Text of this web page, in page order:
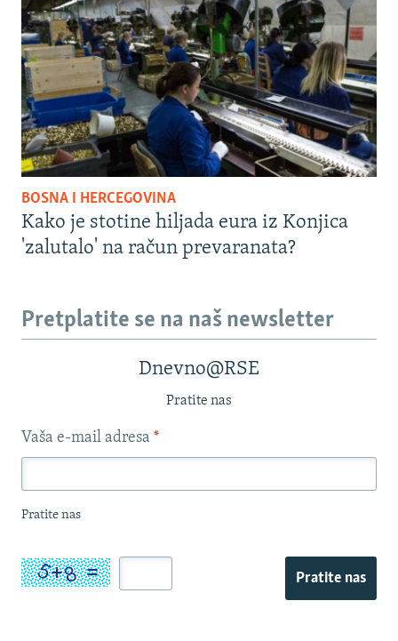
BOSNA I HERCEGOVINA
Kako je stotine hiljada eura iz Konjica
'zalutalo' na račun prevaranata?
Pretplatite se na naš newsletter
Dnevno@RSE
Pratite nas
Vaša e-mail adresa *
Pratite nas
Pratite nas